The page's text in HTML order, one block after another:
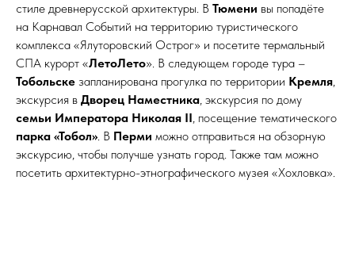
стиле древнерусской архитектуры. В Тюмени вы попадёте
на Карнавал Событий на территорию туристического
комплекса «Ялуторовский Острог» и посетите термальный
СПА курорт «ЛетоЛето». В следующем городе тура –
Тобольске запланирована прогулка по территории Кремля,
экскурсия в Дворец Наместника, экскурсия по дому
семьи Императора Николая II, посещение тематического
парка «Тобол». В Перми можно отправиться на обзорную
экскурсию, чтобы получше узнать город. Также там можно
посетить архитектурно-этнографического музея «Хохловка».